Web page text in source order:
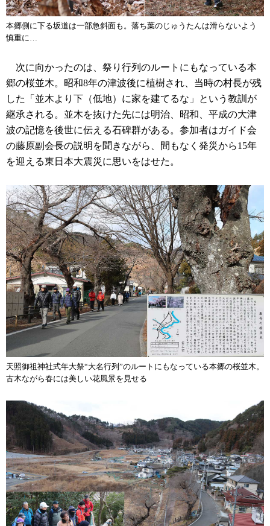
本郷側に下る坂道は一部急斜面も。落ち葉のじゅうたんは滑らないよう
慎重に…
次に向かったのは、祭り行列のルートにもなっている本
郷の桜並木。昭和8年の津波後に植樹され、当時の村長が残
した「並木より下（低地）に家を建てるな」という教訓が
継承される。並木を抜けた先には明治、昭和、平成の大津
波の記憶を後世に伝える石碑群がある。参加者はガイド会
の藤原副会長の説明を聞きながら、間もなく発災から15年
を迎える東日本大震災に思いをはせた。
天照御祖神社式年大祭“大名行列”のルートにもなっている本郷の桜並木。
古木ながら春には美しい花風景を見せる